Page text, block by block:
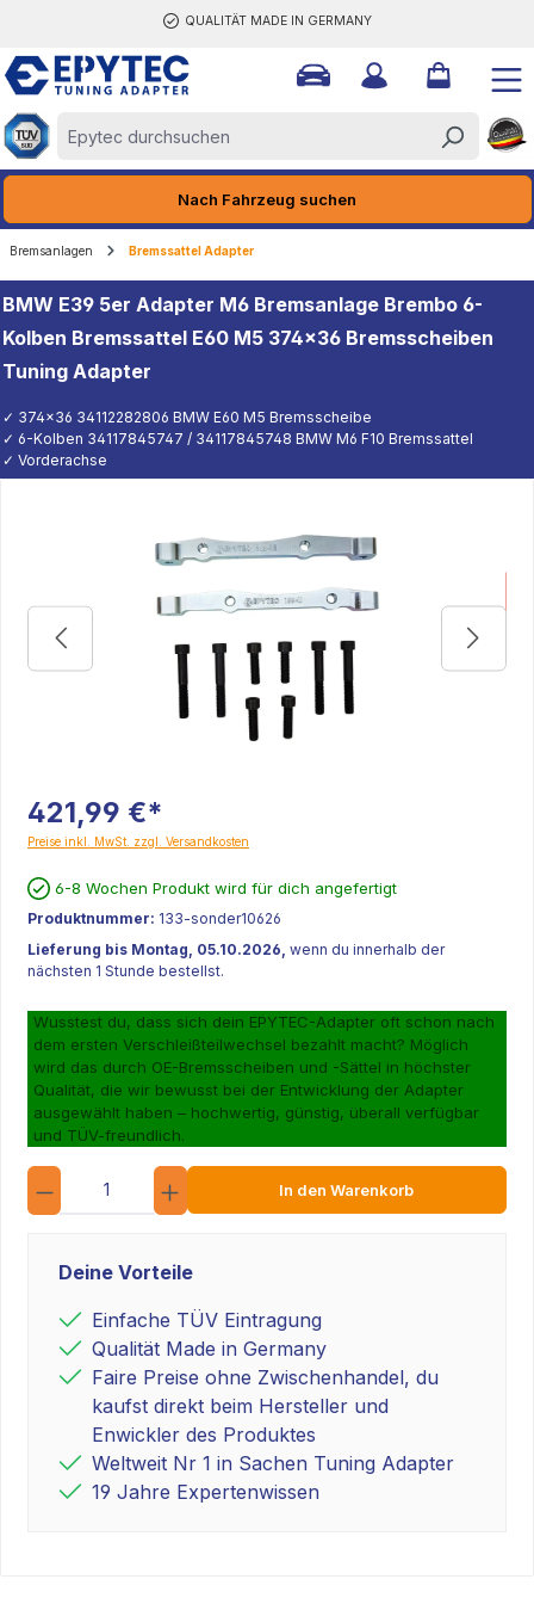
QUALITÄT MADE IN GERMANY
Nach Fahrzeug suchen
Bremsanlagen Bremssattel Adapter
BMW E39 5er Adapter M6 Bremsanlage Brembo 6-
Kolben Bremssattel E60 M5 374x36 Bremsscheiben
Tuning Adapter
✓ 374x36 34112282806 BMW E60 M5 Bremsscheibe
✓ 6-Kolben 34117845747 / 34117845748 BMW M6 F10 Bremssattel
✓ Vorderachse
421,99 €*
Preise inkl. MwSt. zzgl. Versandkosten
6-8 Wochen Produkt wird für dich angefertigt
Produktnummer: 133-sonder10626
Lieferung bis Montag, 05.10.2026, wenn du innerhalb der
nächsten 1 Stunde bestellst.
Wusstest du, dass sich dein EPYTEC-Adapter oft schon nach
dem ersten Verschleißteilwechsel bezahlt macht? Möglich
wird das durch OE-Bremsscheiben und -Sättel in höchster
Qualität, die wir bewusst bei der Entwicklung der Adapter
ausgewählt haben – hochwertig, günstig, überall verfügbar
und TÜV-freundlich.
Anzahl
In den Warenkorb
Deine Vorteile
Einfache TÜV Eintragung
Qualität Made in Germany
Faire Preise ohne Zwischenhandel, du
kaufst direkt beim Hersteller und
Enwickler des Produktes
Weltweit Nr 1 in Sachen Tuning Adapter
19 Jahre Expertenwissen